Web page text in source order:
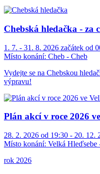
Chebská hledačka - za
1. 7. - 31. 8. 2026 začátek od
Místo konání: Cheb - Cheb
Vydejte se na Chebskou
výpravu!
Plán akcí v roce 2026
28. 2. 2026 od 19:30 - 20. 12.
Místo konání: Velká Hleďsebe
rok 2026